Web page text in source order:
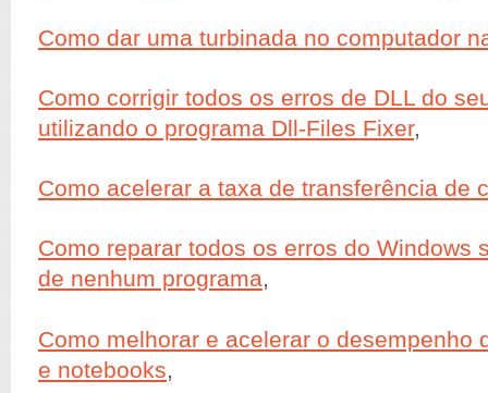
Como dar uma turbinada no computador
Como corrigir todos os erros de DLL do
utilizando o programa Dll-Files Fixer,
Como acelerar a taxa de transferência de
Como reparar todos os erros do Windows
de nenhum programa,
Como melhorar e acelerar o desempenho
e notebooks,